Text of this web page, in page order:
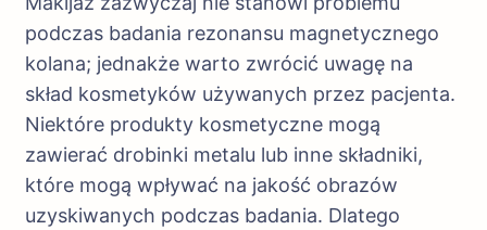
podczas badania rezonansu magnetycznego
kolana; jednakże warto zwrócić uwagę na
skład kosmetyków używanych przez pacjenta.
Niektóre produkty kosmetyczne mogą
zawierać drobinki metalu lub inne składniki,
które mogą wpływać na jakość obrazów
uzyskiwanych podczas badania. Dlatego